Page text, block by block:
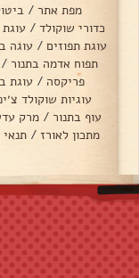
מפת אתר /
כדורי שוקולד /
עוגת תפוזים / עוגה
תפוח אדמה בתנור /
פריקסה / עוגת
עוגיות שוקולד
עוף בתנור / מרק
מתכון לאורז /